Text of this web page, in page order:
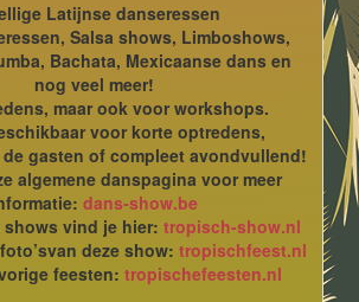
Latijnse danseressen
Salsa shows, Limboshows,
Bachata, Mexicaanse dans en
nog veel meer!
maar ook voor workshops.
voor korte optredens,
gasten of compleet avondvullend!
algemene danspagina voor meer
dans-show.be
shows vind je hier: tropisch-show.nl
deze show: tropischfeest.nl
feesten: tropischefeesten.nl